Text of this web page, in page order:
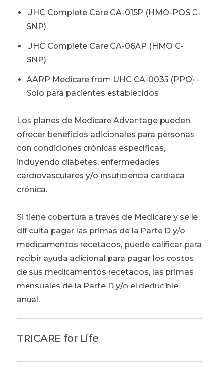
UHC Complete Care CA-015P (HMO-POS C-
SNP)
UHC Complete Care CA-06AP (HMO C-
SNP)
AARP Medicare from UHC CA-0035 (PPO) -
Solo para pacientes establecidos
Los planes de Medicare Advantage pueden
ofrecer beneficios adicionales para personas
con condiciones crónicas específicas,
incluyendo diabetes, enfermedades
cardiovasculares y/o insuficiencia cardíaca
crónica.
Si tiene cobertura a través de Medicare y se le
dificulta pagar las primas de la Parte D y/o
medicamentos recetados, puede calificar para
recibir ayuda adicional para pagar los costos
de sus medicamentos recetados, las primas
mensuales de la Parte D y/o el deducible
anual.
TRICARE for Life